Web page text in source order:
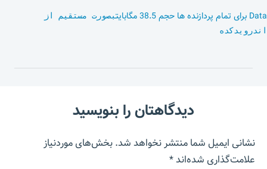
Data برای تمام پردازنده ها حجم 38.5 مگابایت
بصورت مستقیم از
اندرویدکده
دیدگاهتان را بنویسید
نشانی ایمیل شما منتشر نخواهد شد.بخش‌های موردنیاز
علامت‌گذاری شده‌اند*